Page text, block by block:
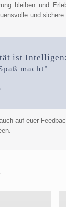
bleiben und
und
ist
macht"
auf euer